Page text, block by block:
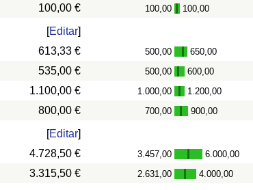
100,00 € 100,00 - 100,00
[Editar]
613,33 € 500,00 - 650,00
535,00 € 500,00 - 600,00
1.100,00 € 1.000,00 - 1.200,00
800,00 € 700,00 - 900,00
[Editar]
4.728,50 € 3.457,00 - 6.000,00
3.315,50 € 2.631,00 - 4.000,00